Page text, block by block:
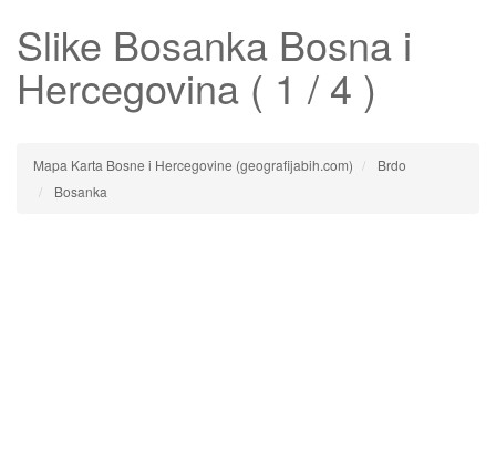
Slike Bosanka Bosna i
Hercegovina ( 1 / 4 )
Mapa Karta Bosne i Hercegovine (geografijabih.com)
Brdo
Bosanka